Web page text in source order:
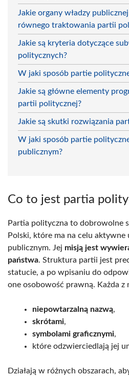
Jakie organy władzy
równego traktowania partii
Jakie są kryteria dotyczące
politycznych?
W jaki sposób partie
Jakie są główne elementy
partii politycznej?
Jakie są skutki rozwiązania
W jaki sposób partie
publicznym?
Co to jest partia
Partia polityczna to dobrowolne
Polski, które ma na celu
publicznym. Jej misją jest
państwa. Struktura partii jest
statucie, a po wpisaniu do
one osobowość prawną. Każda z
niepowtarzalną nazwą,
skrótami,
symbolami graficznymi,
które odzwierciedlają jej
Działają w różnych obszarach,